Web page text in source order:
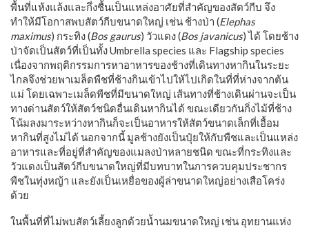
พื้นที่แห้งแล้งและกึ่งชื้นเป็นแหล่งอาศัยที่สำคัญของสัตว์กีบ จึง
ทำให้มีโอกาสพบสัตว์กีบขนาดใหญ่ เช่น ช้างป่า (Elephas
maximus) กระทิง (Bos gaurus) วัวแดง (Bos javanicus) ได้ โดยช้าง
ป่าจัดเป็นสัตว์ที่เป็นทั้ง Umbrella species และ Flagship species
เนื่องจากพฤติกรรมการหาอาหารของช้างที่เดินทางหากินในระยะ
ไกลจึงช่วยพาเมล็ดพืชที่ช้างกินเข้าไปให้ไปเกิดในที่ที่ห่างจากต้น
แม่ โดยเฉพาะเมล็ดพืชที่มีขนาดใหญ่ เส้นทางที่ช้างเดินผ่านจะเป็น
ทางด่านสัตว์ให้สัตว์ชนิดอื่นเดินหากินได้ ขณะเดียวกันกิ่งไม้ที่ช้าง
โน้มลงมาระหว่างหากินก็จะเป็นอาหารให้สัตว์ขนาดเล็กที่เอื้อม
หากินที่สูงไม่ได้ นอกจากนี้ มูลช้างยังเป็นปุ๋ยให้กับพืชและเป็นแหล่ง
อาหารและที่อยู่ที่สำคัญของแมลงป่าหลายชนิด ขณะที่กระทิงและ
วัวแดงเป็นสัตว์กีบขนาดใหญ่ที่มีบทบาทในการควบคุมประชากร
พืชในทุ่งหญ้า และยังเป็นเหยื่อของผู้ล่าขนาดใหญ่อย่างเสือโคร่ง
ด้วย
ในพื้นที่ที่ไม่พบสัตว์เลี้ยงลูกด้วยน้ำนมขนาดใหญ่ เช่น อุทยานแห่ง